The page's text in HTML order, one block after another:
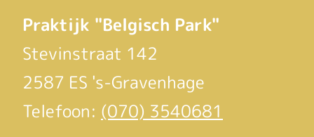
Praktijk "Belgisch Park"
Stevinstraat 142
2587 ES 's-Gravenhage
Telefoon: (070) 3540681